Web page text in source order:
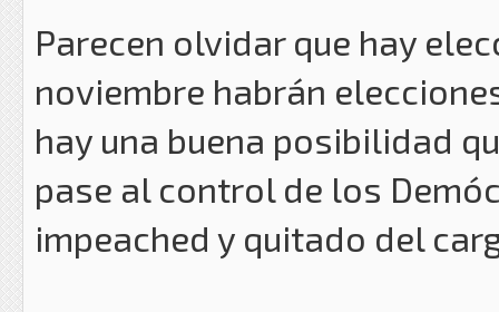
Parecen olvidar que hay
noviembre habrán
hay una buena posibilidad
pase al control de los
impeached y quitado del